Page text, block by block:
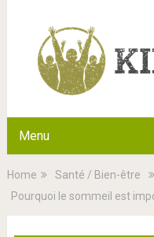
Menu
Home Santé / Bien-être
Pourquoi le sommeil est